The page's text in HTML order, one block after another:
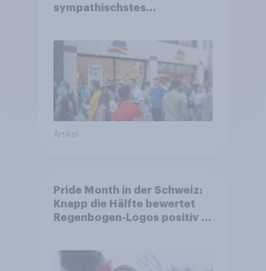
sympathischstes
Artikel
Pride Month in der Schweiz:
Knapp die Hälfte bewertet
Regenbogen-Logos positiv –